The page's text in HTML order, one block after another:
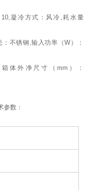
凝冷方式：风冷,耗水量
不锈钢,输入功率（W）：
体外净尺寸（mm）：
参数：